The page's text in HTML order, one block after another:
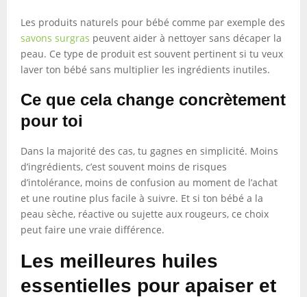
Les produits naturels pour bébé comme par exemple des
savons surgras peuvent aider à nettoyer sans décaper la
peau. Ce type de produit est souvent pertinent si tu veux
laver ton bébé sans multiplier les ingrédients inutiles.
Ce que cela change concrètement
pour toi
Dans la majorité des cas, tu gagnes en simplicité. Moins
d’ingrédients, c’est souvent moins de risques
d’intolérance, moins de confusion au moment de l’achat
et une routine plus facile à suivre. Et si ton bébé a la
peau sèche, réactive ou sujette aux rougeurs, ce choix
peut faire une vraie différence.
Les meilleures huiles
essentielles pour apaiser et